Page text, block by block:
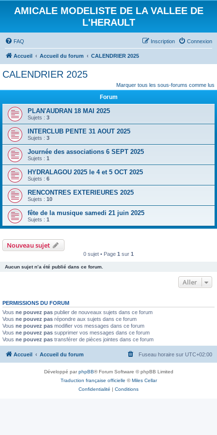
AMICALE MODELISTE DE LA VALLEE DE
L'HERAULT
FAQ Connexion
Inscription
Accueil Accueil du forum CALENDRIER 2025
CALENDRIER 2025
Marquer tous les sous-forums comme lus
Forum
PLAN'AUDRAN 18 MAI 2025
Sujets : 3
INTERCLUB PENTE 31 AOUT 2025
Sujets : 3
Journée des associations 6 SEPT 2025
Sujets : 1
HYDRALAGOU 2025 le 4 et 5 OCT 2025
Sujets : 6
RENCONTRES EXTERIEURES 2025
Sujets : 10
fête de la musique samedi 21 juin 2025
Sujets : 1
Nouveau sujet
0 sujet • Page 1 sur 1
Aucun sujet n’a été publié dans ce forum.
Aller
PERMISSIONS DU FORUM
Vous ne pouvez pas publier de nouveaux sujets dans ce forum
Vous ne pouvez pas répondre aux sujets dans ce forum
Vous ne pouvez pas modifier vos messages dans ce forum
Vous ne pouvez pas supprimer vos messages dans ce forum
Vous ne pouvez pas transférer de pièces jointes dans ce forum
Accueil Accueil du forum Fuseau horaire sur UTC+02:00
Développé parphpBB® Forum Software © phpBB Limited
Traduction française officielle ©Miles Cellar
Confidentialité | Conditions